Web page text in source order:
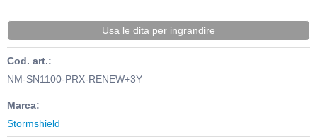
Usa le dita per ingrandire
Cod. art.:
NM-SN1100-PRX-RENEW+3Y
Marca:
Stormshield